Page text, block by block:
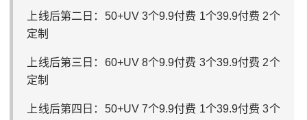
上线后第二日：50+UV 3个9.9付费 1个39.9付费 2个
定制
上线后第三日：60+UV 8个9.9付费 3个39.9付费 2个
定制
上线后第四日：50+UV 7个9.9付费 1个39.9付费 3个